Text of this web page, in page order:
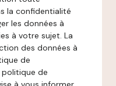
la confidentialité
les données à
à votre sujet. La
des données à
de
de